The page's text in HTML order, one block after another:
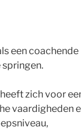
een coachende
zich voor
vaardigheden